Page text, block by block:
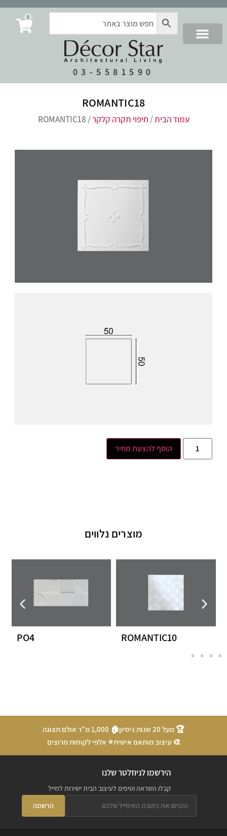
03-5581590
0
ROMANTIC18
עמוד הבית/ חיפוי תקרה קלקר/ ROMANTIC18
הוסף להצעת מחיר
מוצרים נלווים
ROMANTIC10
PO4
🏆 מעל 20 שנות ניסיון
🏠 1,000 מ"ר אולם תצוגה
🎨 עיצוב מותאם אישית⭐ אלפי לקוחות מרוצים
הירשמו לניוזלטר שלנו
קבלו השראה וטיפים לעיצוב הבית ישירות למייל
הרשמה